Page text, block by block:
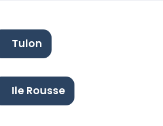
Tulon
Ile Rousse